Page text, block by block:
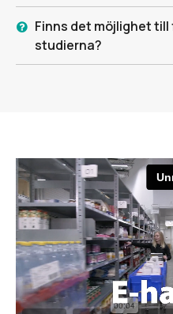
Finns det möjlighet
studierna?